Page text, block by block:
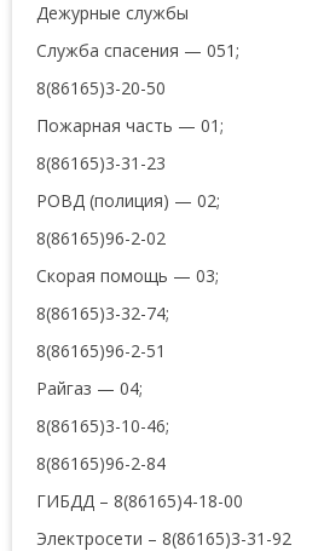
Дежурные службы
Служба спасения — 051;
8(86165)3-20-50
Пожарная часть — 01;
8(86165)3-31-23
РОВД (полиция) — 02;
8(86165)96-2-02
Скорая помощь — 03;
8(86165)3-32-74;
8(86165)96-2-51
Райгаз — 04;
8(86165)3-10-46;
8(86165)96-2-84
ГИБДД – 8(86165)4-18-00
Электросети – 8(86165)3-31-92